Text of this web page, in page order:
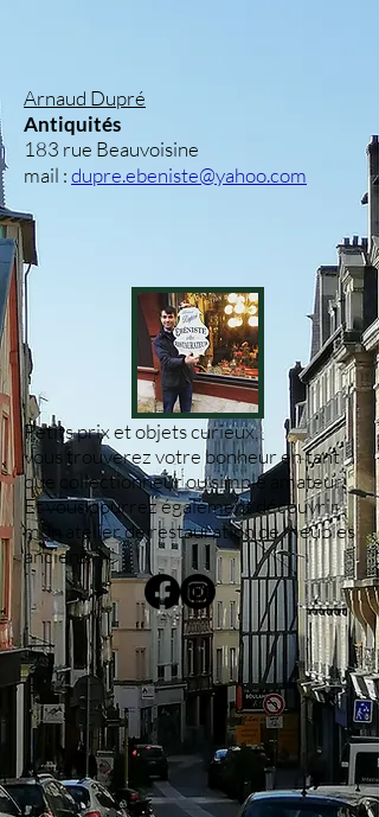
Arnaud Dupré
Antiquités
183 rue Beauvoisine
mail :dupre.ebeniste@yahoo.com
Petits prix et objets curieux,
vous trouverez votre bonheur en tant
que collectionneur ou simple amateur.
Et vous pourrez également découvrir
mon atelier de restauration de meubles
anciens.